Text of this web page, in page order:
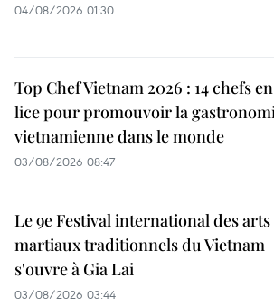
04/08/2026 01:30
Top Chef Vietnam 2026 : 14 chefs en
lice pour promouvoir la
vietnamienne dans le monde
03/08/2026 08:47
Le 9e Festival international des arts
martiaux traditionnels du Vietnam
s'ouvre à Gia Lai
03/08/2026 03:44